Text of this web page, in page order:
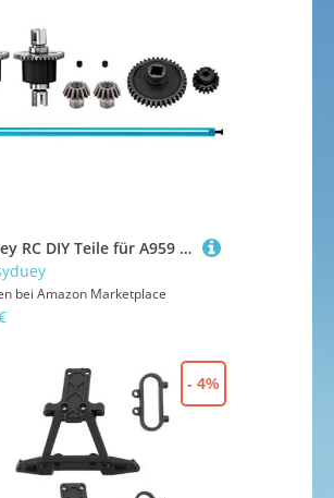
Asyduey RC DIY Teile für A959 A979 A959-B A979-B RC Auto Metall Upgrade ZubehöR Metall Getriebe Differential A949-23 A949-24, A
bei Amazon Marketplace
- 4%